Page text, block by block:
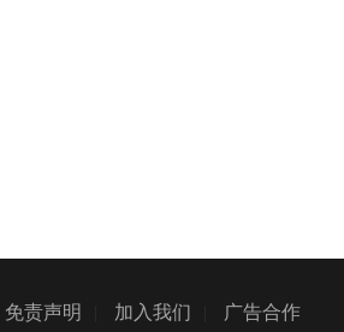
免责声明 加入我们 广告合作